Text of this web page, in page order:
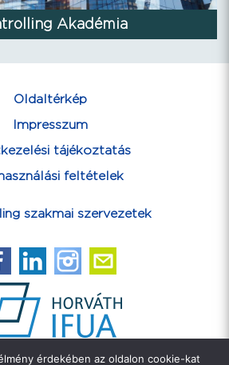
Akadémia
Oldaltérkép
Impresszum
tájékoztatás
feltételek
szakmai szervezetek
érdekében az oldalon cookie-kat